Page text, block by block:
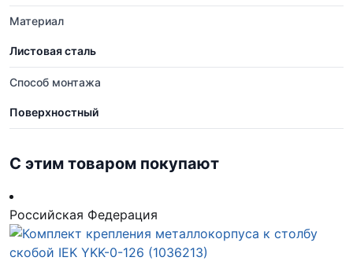
Материал
Листовая сталь
Способ монтажа
Поверхностный
С этим товаром покупают
Российская Федерация